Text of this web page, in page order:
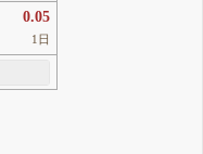
0.05
1日